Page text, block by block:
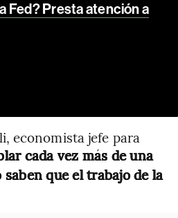
Fed? Presta atención a
economista jefe para
cada vez más de una
que el trabajo de la